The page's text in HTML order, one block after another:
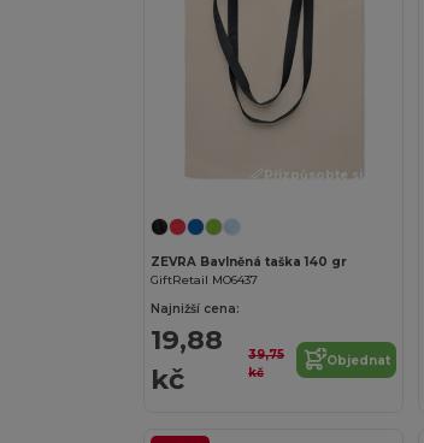
Přizpůsobte si to!
ZEVRA Bavlněná taška 140 gr
GiftRetail MO6437
Najnižší cena:
19,88
kč
39,75
kč
Objednat